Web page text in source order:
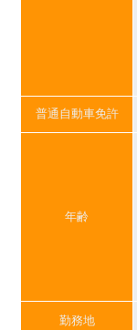
普通自動車免許
年齢
勤務地